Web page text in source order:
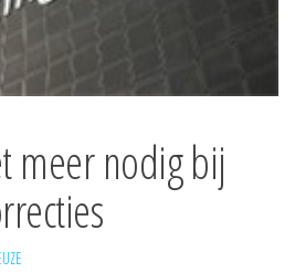
meer nodig bij